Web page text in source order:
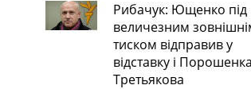
Рибачук: Ющенко під
величезним
тиском відправив у
відставку і
Третьякова